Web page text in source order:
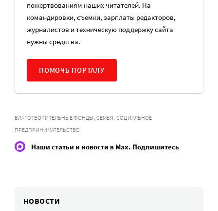
пожертвованиям наших читателей. На
командировки, съемки, зарплаты редакторов,
журналистов и техническую поддержку сайта
нужны средства.
ПОМОЧЬ ПОРТАЛУ
БЛАГОТВОРИТЕЛЬНЫЕ ФОНДЫ, СЕМЬЯ, СОЦИАЛЬНОЕ
ПРЕДПРИНИМАТЕЛЬСТВО
Наши статьи и новости в Max. Подпишитесь
НОВОСТИ